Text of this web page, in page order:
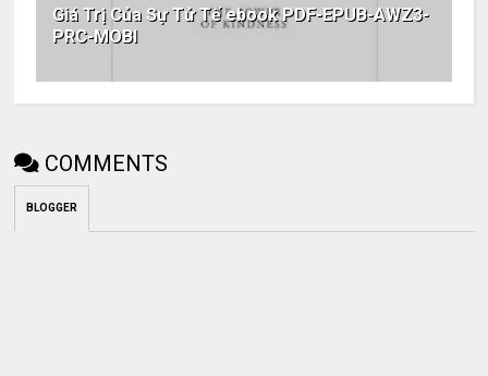
Giá Trị Của Sự Tử Tế ebook PDF-EPUB-AWZ3-
PRC-MOBI
COMMENTS
BLOGGER